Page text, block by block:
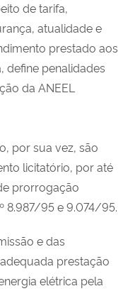
de tarifa,
atualidade e
prestado aos
define penalidades
da ANEEL
por sua vez, são
licitatório, por até
prorrogação
8.987/95 e 9.074/95.
e das
prestação
elétrica pela